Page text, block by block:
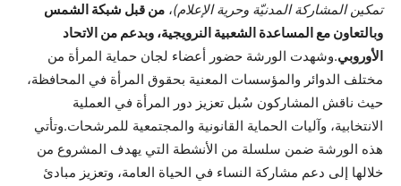
تمكين المشاركة المدنيّة وحرية الإعلام)، من قبل شبكة الشمس
وبالتعاون مع المساعدة الشعبية النرويجية، وبدعم من الاتحاد
الأوروبي.وشهدت الورشة حضور أعضاء لجان حماية المرأة من
مختلف الدوائر والمؤسسات المعنية بحقوق المرأة في المحافظة،
حيث ناقش المشاركون سُبل تعزيز دور المرأة في العملية
الانتخابية، وآليات الحماية القانونية والمجتمعية للمرشحات.وتأتي
هذه الورشة ضمن سلسلة من الأنشطة التي يهدف المشروع من
خلالها إلى دعم مشاركة النساء في الحياة العامة، وتعزيز مبادئ